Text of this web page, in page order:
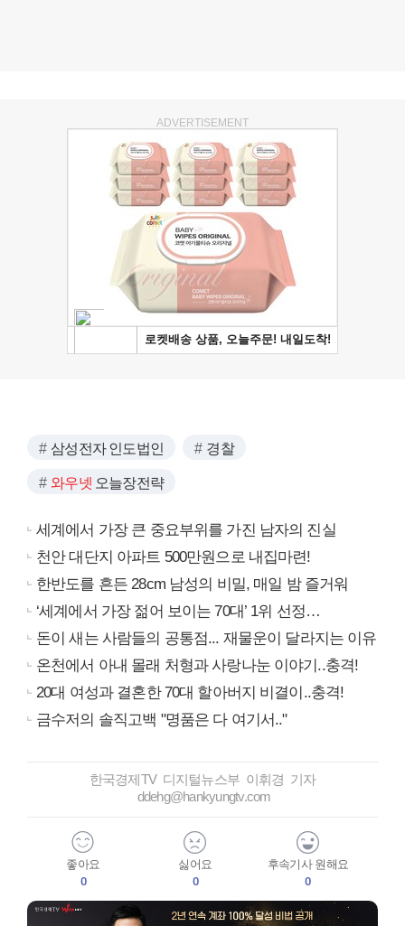
ADVERTISEMENT
삼성전자 인도법인 경찰
와우넷 오늘장전략
세계에서 가장 큰 중요부위를 가진 남자의 진실
천안 대단지 아파트 500만원으로 내집마련!
한반도를 흔든 28cm 남성의 비밀, 매일 밤 즐거워
‘세계에서 가장 젊어 보이는 70대’ 1위 선정…
돈이 새는 사람들의 공통점... 재물운이 달라지는 이유
온천에서 아내 몰래 처형과 사랑나눈 이야기..충격!
20대 여성과 결혼한 70대 할아버지 비결이..충격!
금수저의 솔직고백 "명품은 다 여기서.."
한국경제TV 디지털뉴스부 이휘경 기자
ddehg@hankyungtv.com
좋아요
0
싫어요
0
후속기사 원해요
0